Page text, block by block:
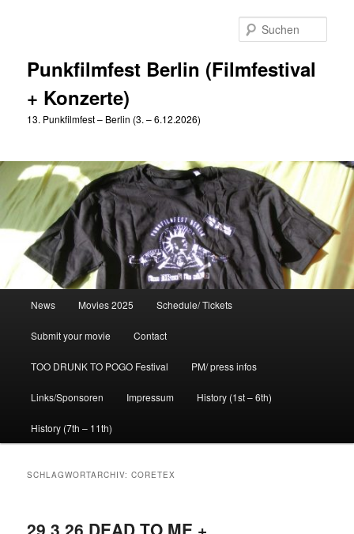
Punkfilmfest Berlin (Filmfestival
+ Konzerte)
13. Punkfilmfest – Berlin (3. – 6.12.2026)
News Movies 2025 Schedule/ Tickets
Submit your movie Contact
TOO DRUNK TO POGO Festival PM/ press infos
Links/Sponsoren Impressum History (1st – 6th)
History (7th – 11th)
SCHLAGWORTARCHIV:CORETEX